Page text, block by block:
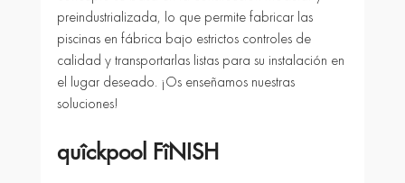
preindustrializada, lo que permite fabricar las
piscinas en fábrica bajo estrictos controles de
calidad y transportarlas listas para su instalación en
el lugar deseado. ¡Os enseñamos nuestras
soluciones!
quîckpool FîNISH